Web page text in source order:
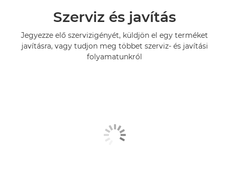
Szerviz és javítás
Jegyezze elő szervizigényét, küldjön el egy terméket
javításra, vagy tudjon meg többet szerviz- és javítási
folyamatunkról